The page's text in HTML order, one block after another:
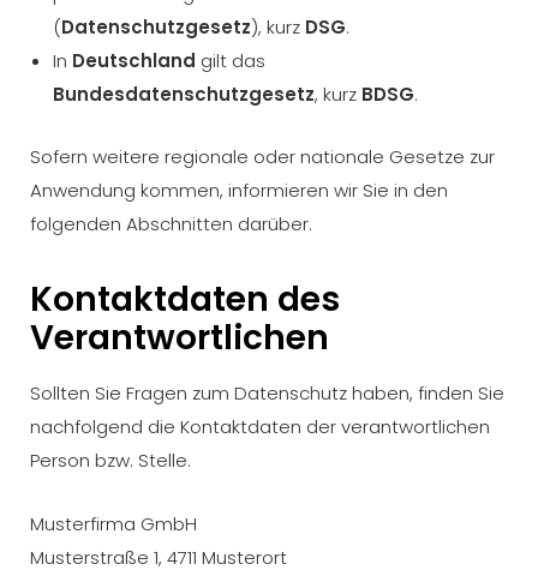
(Datenschutzgesetz), kurz DSG.
In Deutschland gilt das
Bundesdatenschutzgesetz, kurzBDSG.
Sofern weitere regionale oder nationale Gesetze zur
Anwendung kommen, informieren wir Sie in den
folgenden Abschnitten darüber.
Kontaktdaten des
Verantwortlichen
Sollten Sie Fragen zum Datenschutz haben, finden Sie
nachfolgend die Kontaktdaten der verantwortlichen
Person bzw. Stelle.
Musterfirma GmbH
Musterstraße 1, 4711 Musterort